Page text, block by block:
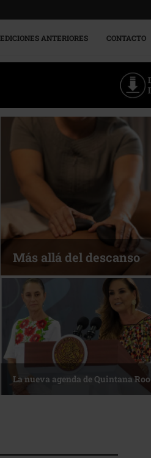
EDICIONES ANTERIORES CONTACTO
Más allá del descanso
La nueva agenda de Quintana Roo